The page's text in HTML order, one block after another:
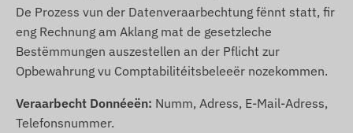
De Prozess vun der Datenveraarbechtung fënnt statt, fir
eng Rechnung am Aklang mat de gesetzleche
Bestëmmungen auszestellen an der Pflicht zur
Opbewahrung vu Comptabilitéitsbeleeër nozekommen.
Veraarbecht Donnéeën: Numm, Adress, E-Mail-Adress,
Telefonsnummer.